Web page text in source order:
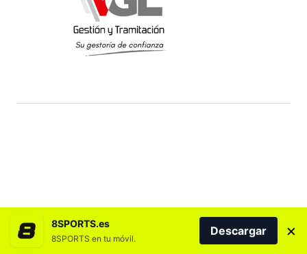
8SPORTS.es
8SPORTS en tu móvil.
Descargar ×